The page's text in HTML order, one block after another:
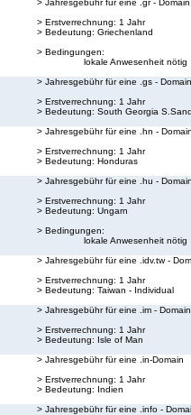
> Jahresgebühr für eine .gr - Domain
> Erstverrechnung: 1 Jahr
> Bedeutung: Griechenland
> Bedingungen:
lokale Anwesenheit nötig
> Jahresgebühr für eine .gs - Domain
> Erstverrechnung: 1 Jahr
> Bedeutung: South Georgia
> Jahresgebühr für eine .hn -
> Erstverrechnung: 1 Jahr
> Bedeutung: Honduras
> Jahresgebühr für eine .hu -
> Erstverrechnung: 1 Jahr
> Bedeutung: Ungarn
> Bedingungen:
lokale Anwesenheit nötig
> Jahresgebühr für eine .idv.tw -
> Erstverrechnung: 1 Jahr
> Bedeutung: Taiwan - Individual
> Jahresgebühr für eine .im - Domain
> Erstverrechnung: 1 Jahr
> Bedeutung: Isle of Man
> Jahresgebühr für eine .in-Domain
> Erstverrechnung: 1 Jahr
> Bedeutung: Indien
> Jahresgebühr für eine .info -